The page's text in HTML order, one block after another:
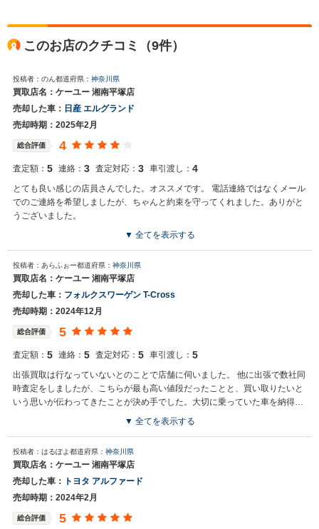
このお店のクチコミ（9件）
投稿者：のん都道府県： 神奈川県
買取店名：ケーユー 湘南平塚店
売却した車： 日産 エルグランド
売却時期：2025年2月
総合評価 4
査定額： 5 連絡： 3 査定対応： 3 車引渡し： 4
とても良い感じの店員さんでした。オススメです。 電話連絡ではなくメール
でのご連絡を希望しましたが、ちゃんと約束を守ってくれました。ありがと
うございました。
▼ 全てを表示する
投稿者：あらふぉー都道府県： 神奈川県
買取店名：ケーユー 湘南平塚店
売却した車： フォルクスワーゲン T-Cross
売却時期：2024年12月
総合評価 5
査定額： 5 連絡： 5 査定対応： 5 車引渡し： 5
出張買取は行なっていないとのことで店舗に伺いました。 他に出張で数社同
時査定をしましたが、こちらが最も高い値段だったことと、買い取りたいと
いう思いが伝わってきたことが決め手でした。大切に乗っていた車を納得の
いく値段で気持ちよく売却することができました。ありがとうございまし
▼ 全てを表示する
投稿者：はるぽよ都道府県： 神奈川県
買取店名：ケーユー 湘南平塚店
売却した車：
トヨタ アルファード
売却時期：2024年2月
総合評価 5